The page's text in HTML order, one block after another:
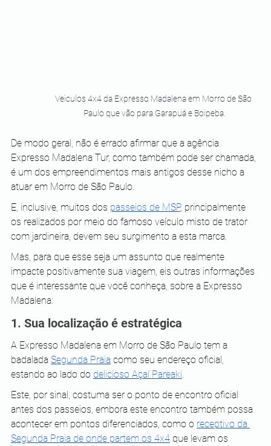
Veiculos 4x4 da Expresso Madalena em Morro de São
Paulo que vão para Garapuá e Boipeba.
De modo geral, não é errado afirmar que a agência
Expresso Madalena Tur, como também pode ser chamada,
é um dos empreendimentos mais antigos desse nicho a
atuar em Morro de São Paulo.
E, inclusive, muitos dos passeios de MSP, principalmente
os realizados por meio do famoso veículo misto de trator
com jardineira, devem seu surgimento a esta marca.
Mas, para que esse seja um assunto que realmente
impacte positivamente sua viagem, eis outras informações
que é interessante que você conheça, sobre a Expresso
Madalena:
1. Sua localização é estratégica
A Expresso Madalena em Morro de São Paulo tem a
badalada Segunda Praia como seu endereço oficial,
estando ao lado do delicioso Açaí Pareaki.
Este, por sinal, costuma ser o ponto de encontro oficial
antes dos passeios, embora este encontro também possa
acontecer em pontos diferenciados, como o receptivo da
Segunda Praia de onde partem os 4x4 que levam os